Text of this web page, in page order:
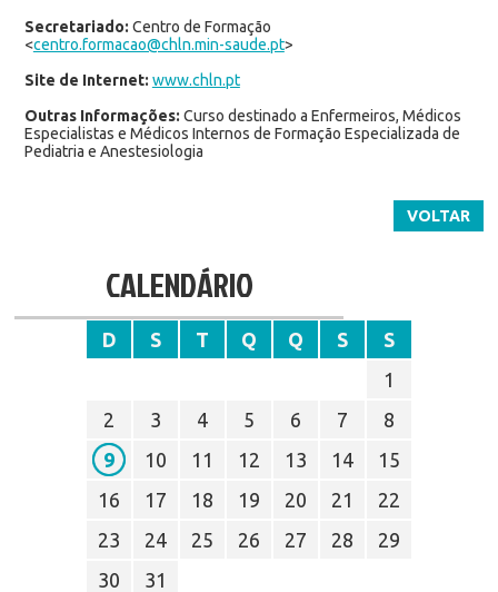
Secretariado: Centro de Formação
<centro.formacao@chln.min-saude.pt>
Site de Internet: www.chln.pt
Outras Informações: Curso destinado a Enfermeiros, Médicos
Especialistas e Médicos Internos de Formação Especializada de
Pediatria e Anestesiologia
VOLTAR
CALENDÁRIO
D S T Q Q S
S
1
2
3 4 5 6 7
8
9
10 11 12 13 14
15
16
17 18 19 20 21
22
23
24 25 26 27 28
29
30
31